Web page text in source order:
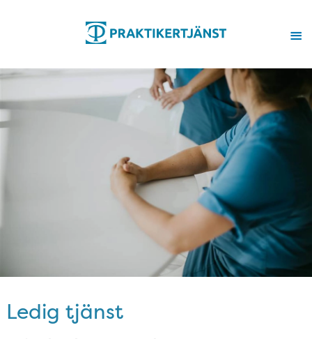
Ledig tjänst